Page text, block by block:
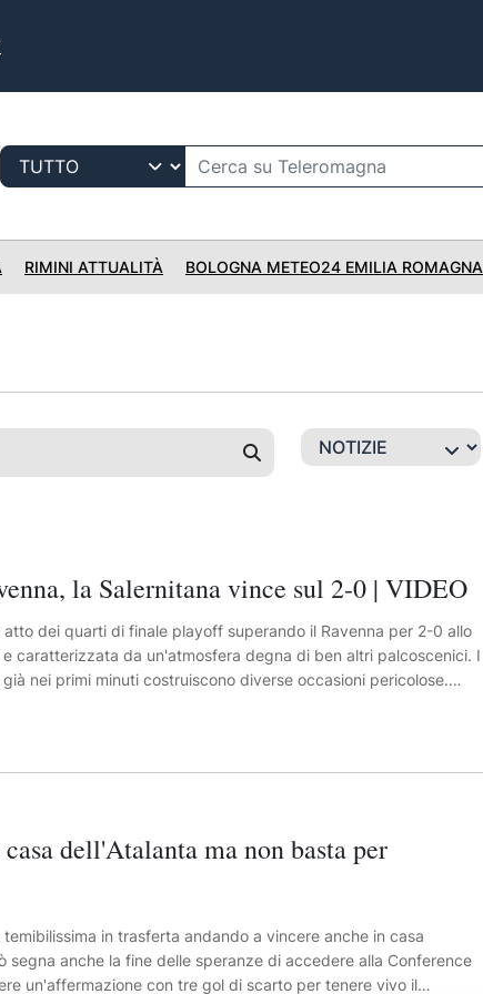
RIMINI ATTUALITÀ BOLOGNA METEO24 EMILIA ROMAGNA
la Salernitana vince sul 2-0 | VIDEO
dei quarti di finale playoff superando il Ravenna per 2-0 allo
caratterizzata da un'atmosfera degna di ben altri palcoscenici. I
nei primi minuti costruiscono diverse occasioni pericolose.
posizione dopo un assist perfetto di Fischnaller. Nella
continua a premere e trova il gol del vantaggio al 67’.
inserendo forze fresche e creando qualche occasione
vicino al palo. Nel finale, però, la Salernitana chiude
sugli spalti.
dell'Atalanta ma non basta per
in trasferta andando a vincere anche in casa
segna anche la fine delle speranze di accedere alla Conference
un'affermazione con tre gol di scarto per tenere vivo il